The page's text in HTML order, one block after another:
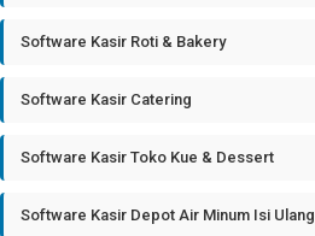
Software Kasir Roti & Bakery
Software Kasir Catering
Software Kasir Toko Kue & Dessert
Software Kasir Depot Air Minum Isi Ulang